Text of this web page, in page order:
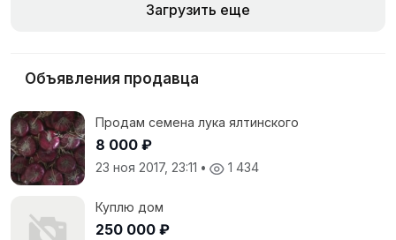
Загрузить еще
Объявления продавца
Продам семена лука ялтинского
8 000 ₽
23 ноя 2017, 23:11 • 1 434
Куплю дом
250 000 ₽